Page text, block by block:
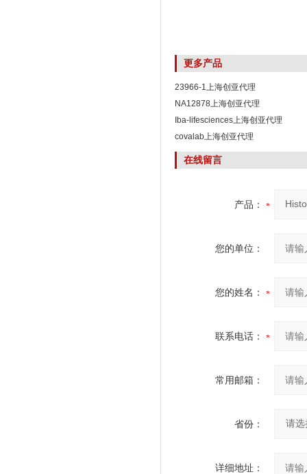
更多产品
23966-1上海创亚代理
NA12878上海创亚代理
Iba-lifesciences上海创亚代理
covalab上海创亚代理
在线留言
产品：
您的单位：
您的姓名：
联系电话：
常用邮箱：
省份：
详细地址：